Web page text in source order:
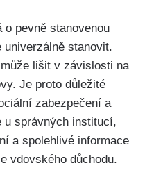
o pevně stanovenou
stanovit.
lišit v závislosti na
Je proto důležité
zabezpečení a
u správných institucí,
a spolehlivé informace
vdovského důchodu.